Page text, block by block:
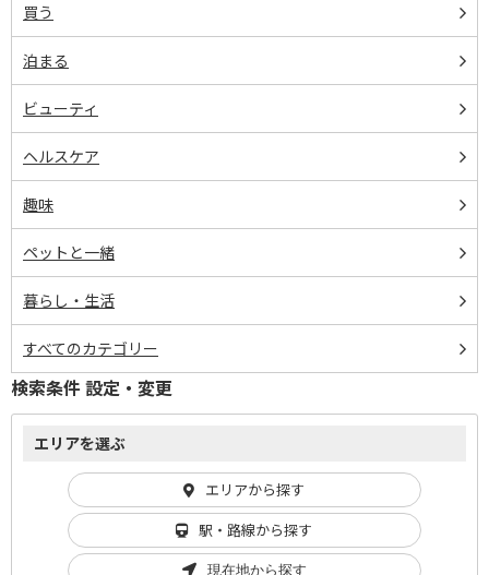
買う
泊まる
ビューティ
ヘルスケア
趣味
ペットと一緒
暮らし・生活
すべてのカテゴリー
検索条件 設定・変更
エリアを選ぶ
エリアから探す
駅・路線から探す
現在地から探す